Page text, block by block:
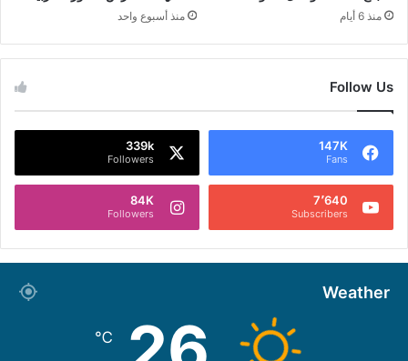
منذ 6 أيام منذ أسبوع واحد
Follow Us
147K
Fans
339k
Followers
7٬640
Subscribers
84K
Followers
Weather
℃